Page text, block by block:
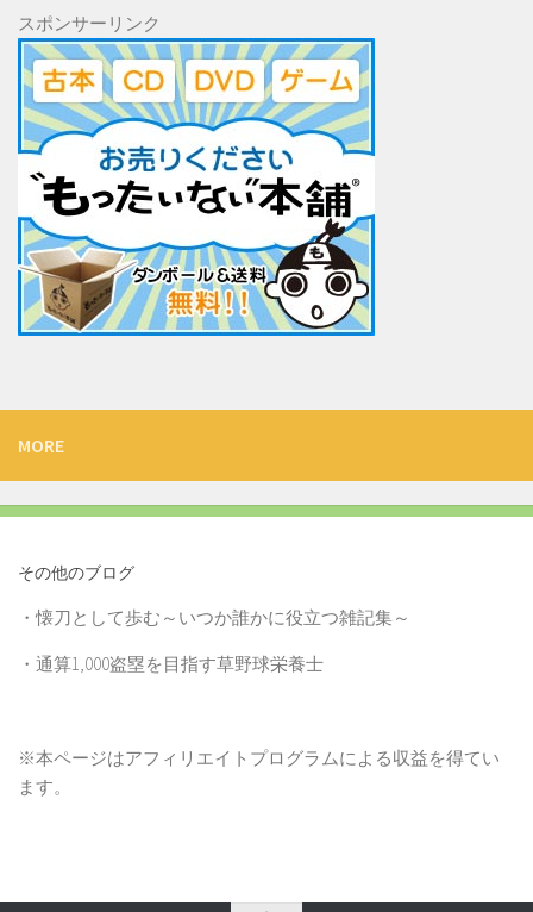
スポンサーリンク
MORE
その他のブログ
・懐刀として歩む～いつか誰かに役立つ雑記集～
・ 通算1,000盗塁を目指す草野球栄養士
※本ページはアフィリエイトプログラムによる収益を得てい
ます。